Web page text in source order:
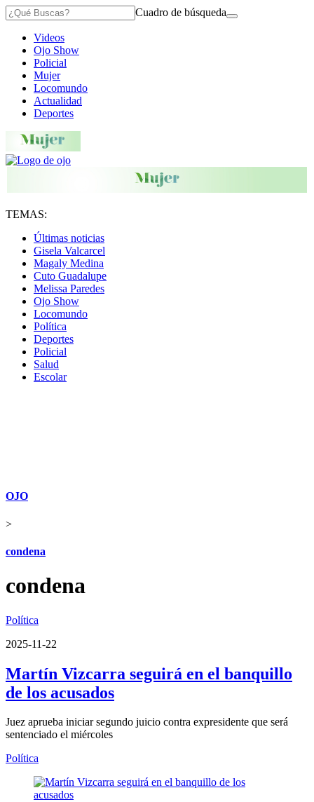
Cuadro de búsqueda
Videos
Ojo Show
Policial
Mujer
Locomundo
Actualidad
Deportes
TEMAS:
Últimas noticias
Gisela Valcarcel
Magaly Medina
Cuto Guadalupe
Melissa Paredes
Ojo Show
Locomundo
Política
Deportes
Policial
Salud
Escolar
OJO
>
condena
condena
Política
2025-11-22
Martín Vizcarra seguirá en el banquillo
de los acusados
Juez aprueba iniciar segundo juicio contra expresidente que será
sentenciado el miércoles
Política